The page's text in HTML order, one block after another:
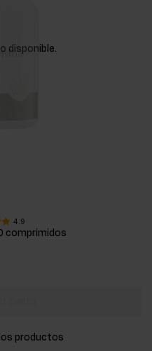
disponible.
4.9
comprimidos
productos